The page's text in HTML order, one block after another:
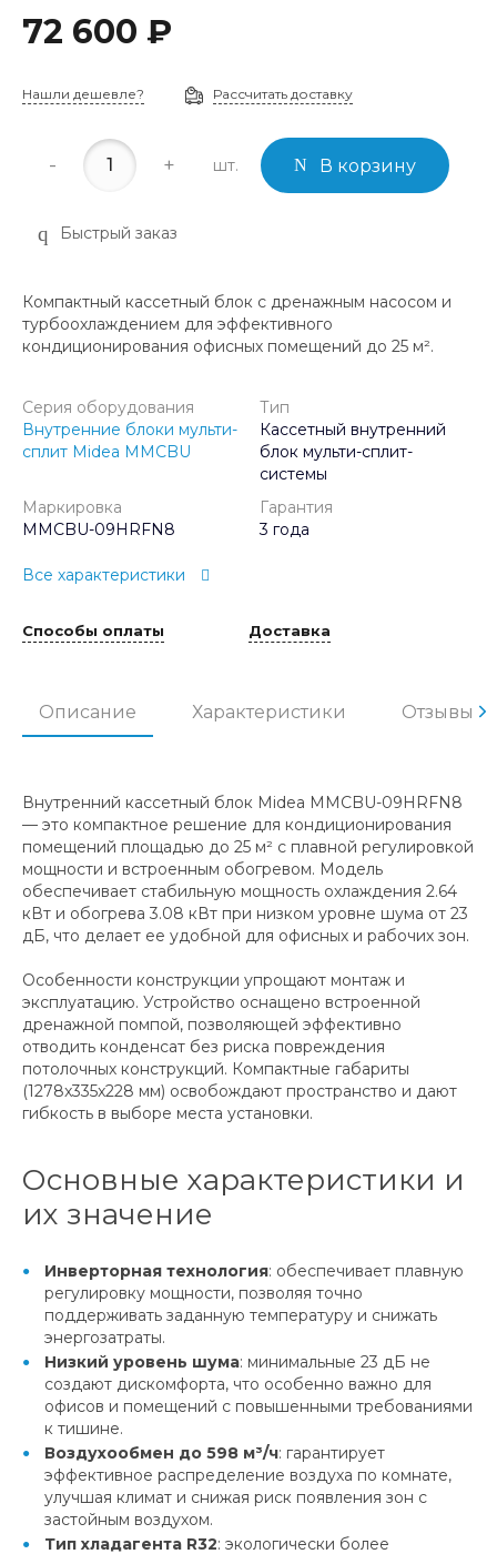
72 600 ₽
Нашли дешевле? Рассчитать доставку
- + шт. В корзину
Быстрый заказ
Компактный кассетный блок с дренажным насосом и
турбоохлаждением для эффективного
кондиционирования офисных помещений до 25 м².
Серия оборудования
Внутренние блоки мульти-
сплит Midea MMCBU
Тип
Кассетный внутренний
блок мульти-сплит-
системы
Маркировка
MMCBU-09HRFN8
Гарантия
3 года
Все характеристики
Способы оплаты Доставка
Описание Характеристики Отзывы
Внутренний кассетный блок Midea MMCBU-09HRFN8
— это компактное решение для кондиционирования
помещений площадью до 25 м² с плавной регулировкой
мощности и встроенным обогревом. Модель
обеспечивает стабильную мощность охлаждения 2.64
кВт и обогрева 3.08 кВт при низком уровне шума от 23
дБ, что делает ее удобной для офисных и рабочих зон.
Особенности конструкции упрощают монтаж и
эксплуатацию. Устройство оснащено встроенной
дренажной помпой, позволяющей эффективно
отводить конденсат без риска повреждения
потолочных конструкций. Компактные габариты
(1278x335x228 мм) освобождают пространство и дают
гибкость в выборе места установки.
Основные характеристики и
их значение
Инверторная технология: обеспечивает плавную
регулировку мощности, позволяя точно
поддерживать заданную температуру и снижать
энергозатраты.
Низкий уровень шума: минимальные 23 дБ не
создают дискомфорта, что особенно важно для
офисов и помещений с повышенными требованиями
к тишине.
Воздухообмен до 598 м³/ч: гарантирует
эффективное распределение воздуха по комнате,
улучшая климат и снижая риск появления зон с
застойным воздухом.
Тип хладагента R32: экологически более